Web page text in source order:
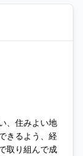
、住みよい地
きるよう、経
取り組んで成